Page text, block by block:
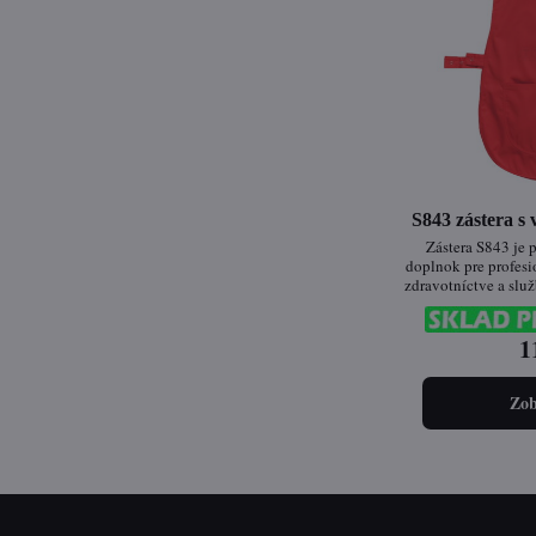
S843 zástera s
Zástera S843 je
doplnok pre
zdravotníctve a
tkanina
zatiaľ čo
cvočky poskytuje
nosenie. Široká
umožňuje